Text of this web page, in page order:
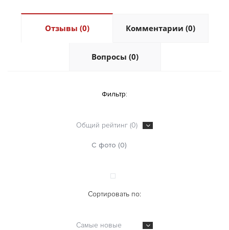
Отзывы (0) Комментарии (0)
Вопросы (0)
Фильтр:
Общий рейтинг (0)
С фото (0)
Сортировать по:
Самые новые